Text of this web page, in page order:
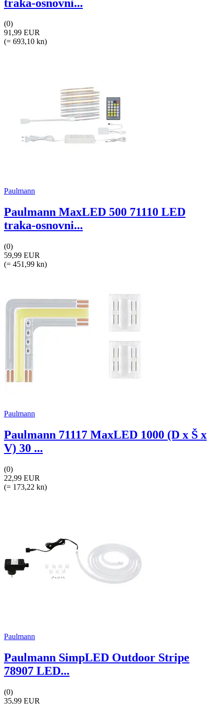
traka-osnovni...
(0)
91,99 EUR
(= 693,10 kn)
Paulmann
Paulmann MaxLED 500 71110 LED
traka-osnovni...
(0)
59,99 EUR
(= 451,99 kn)
Paulmann
Paulmann 71117 MaxLED 1000 (D x Š x
V) 30 ...
(0)
22,99 EUR
(= 173,22 kn)
Paulmann
Paulmann SimpLED Outdoor Stripe
78907 LED...
(0)
35,99 EUR